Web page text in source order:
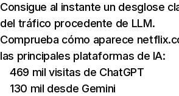
Consigue al instante un desglose
del tráfico procedente de LLM.
Comprueba cómo aparece
las principales plataformas de IA:
469 mil visitas de ChatGPT
130 mil desde Gemini